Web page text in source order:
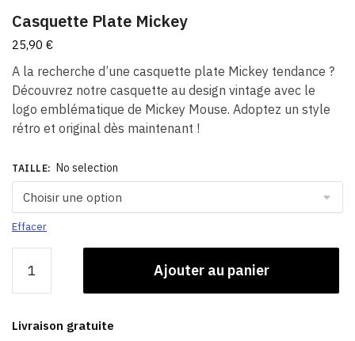
Casquette Plate Mickey
25,90 €
A la recherche d’une casquette plate Mickey tendance ?
Découvrez notre casquette au design vintage avec le
logo emblématique de Mickey Mouse. Adoptez un style
rétro et original dès maintenant !
TAILLE: No selection
Effacer
Casquette
Mickey
Ajouter au panier
Livraison gratuite